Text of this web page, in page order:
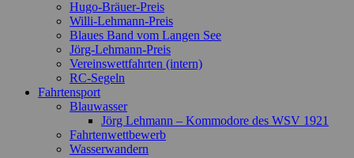
Hugo-Bräuer-Preis
Willi-Lehmann-Preis
Blaues Band vom Langen See
Jörg-Lehmann-Preis
Vereinswettfahrten (intern)
RC-Segeln
Fahrtensport
Blauwasser
Jörg Lehmann – Kommodore des WSV 1921
Fahrtenwettbewerb
Wasserwandern